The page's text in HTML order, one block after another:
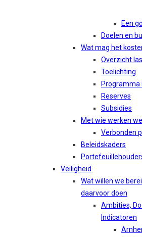
Een
Doelen en
Wat mag het
Overzicht
Toelichting
Programma
Reserves
Subsidies
Met wie werken
Verbonden
Beleidskaders
Veiligheid
Wat willen we
daarvoor doen
Ambities,
Indicatoren